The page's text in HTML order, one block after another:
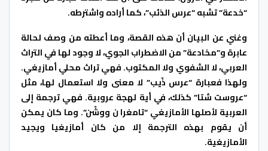
“خدعة” تشبه “عرس الذئب”، كما أراده واشترطه.
وغني عن البيان أن هذه القصة، وما أعطته من وصف لحالة
عابرة و”مخادعة” من الاضطراب الجوي، لا وجود لها في التراث
العربي، لا الشفوي ولا المكتوب. فهي تراث محلي أمازيغي.
ولهذا فعبارة “عرس ذّيب” لا معنى ولا استعمال لها، مثل
“عروست شتا” كذلك، في أية لهجة عروبية. فهي ترجمة إلى
العربية لأصلها الأمازيغي “تامغرا ن ووشّن”. وما كان يمكن
أن يقوم بهذه الترجمة إلا من كان أمازيغيا ويجيد
الأمازيغية.